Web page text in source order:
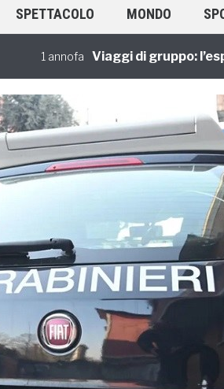
SPETTACOLO MONDO
1 annofa Viaggi di gruppo: